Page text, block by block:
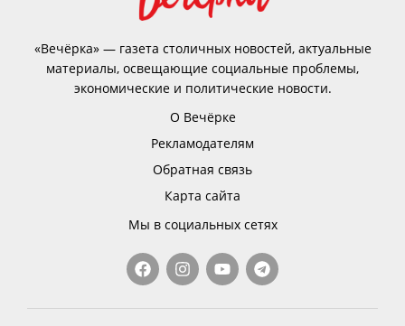
«Вечёрка» — газета столичных новостей, актуальные
материалы, освещающие социальные проблемы,
экономические и политические новости.
О Вечёрке
Рекламодателям
Обратная связь
Карта сайта
Мы в социальных сетях